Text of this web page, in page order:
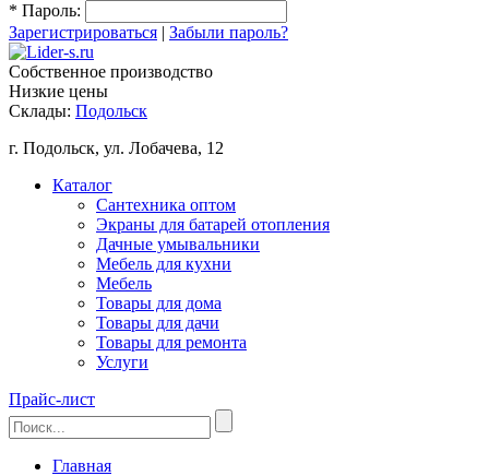
* Пароль:
Зарегистрироваться | Забыли пароль?
Собственное производство
Низкие цены
Склады: Подольск
г. Подольск, ул. Лобачева, 12
Каталог
Сантехника оптом
Экраны для батарей отопления
Дачные умывальники
Мебель для кухни
Мебель
Товары для дома
Товары для дачи
Товары для ремонта
Услуги
Прайс-лист
Главная